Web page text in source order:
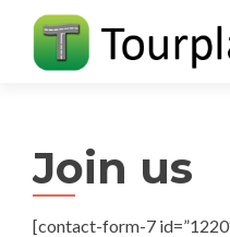
Join us
[contact-form-7